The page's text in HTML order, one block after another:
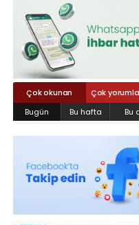
Çok okunan
Çok
Bugün
Bu hafta Bu
Caddesi